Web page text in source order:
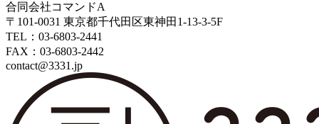
合同会社コマンドA
〒101-0031 東京都千代田区東神田1-13-3-5F
TEL：03-6803-2441
FAX：03-6803-2442
contact@3331.jp